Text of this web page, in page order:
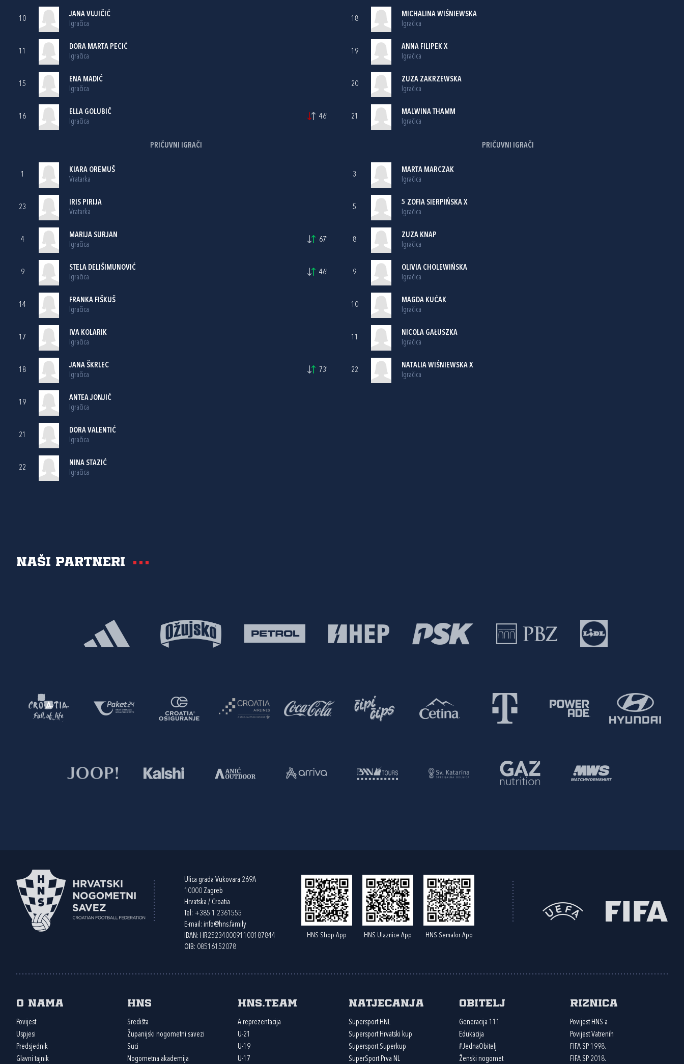
10
JANA VUJIČIĆ
Igračica
11
DORA MARTA PECIĆ
Igračica
15
ENA MADIĆ
Igračica
16
ELLA GOLUBIČ
Igračica
46'
PRIČUVNI IGRAČI
1
KIARA OREMUŠ
Vratarka
23
IRIS PIRIJA
Vratarka
4
MARIJA SURJAN
Igračica
67'
9
STELA DELIŠIMUNOVIĆ
Igračica
46'
14
FRANKA FIŠKUŠ
Igračica
17
IVA KOLARIK
Igračica
18
JANA ŠKRLEC
Igračica
73'
19
ANTEA JONJIĆ
Igračica
21
DORA VALENTIĆ
Igračica
22
NINA STAZIĆ
Igračica
18
MICHALINA WIŚNIEWSKA
Igračica
19
ANNA FILIPEK X
Igračica
20
ZUZA ZAKRZEWSKA
Igračica
21
MALWINA THAMM
Igračica
PRIČUVNI IGRAČI
3
MARTA MARCZAK
Igračica
5
5 ZOFIA SIERPIŃSKA X
Igračica
8
ZUZA KNAP
Igračica
9
OLIVIA CHOLEWIŃSKA
Igračica
10
MAGDA KUĆAK
Igračica
11
NICOLA GAŁUSZKA
Igračica
22
NATALIA WIŚNIEWSKA X
Igračica
Naši partneri
Ulica grada Vukovara 269A
10000 Zagreb
Hrvatska / Croatia
Tel: +385 1 2361555
E-mail: info@hns.family
IBAN: HR2523400091100187844
OIB: 08516152078
HNS Shop App HNS Ulaznice App HNS Semafor App
O nama
Povijest
Uspjesi
Predsjednik
Glavni tajnik
HNS
Središta
Županijski nogometni savezi
Suci
Nogometna akademija
HNS.team
A reprezentacija
U-21
U-19
U-17
Natjecanja
Supersport HNL
Supersport Hrvatski kup
Supersport Superkup
SuperSport Prva NL
Obitelj
Generacija 111
Edukacija
#JednaObitelj
Ženski nogomet
Riznica
Povijest HNS-a
Povijest Vatrenih
FIFA SP 1998.
FIFA SP 2018.